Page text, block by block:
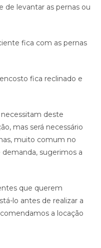
de levantar as pernas ou
fica com as pernas
fica reclinado e
deste
mas será necessário
muito comum no
sugerimos a
que querem
lo antes de realizar a
a locação